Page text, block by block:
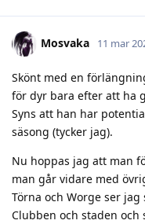
Mosvaka 11 mar
Skönt med en
för dyr bara efter att ha
Syns att han har
säsong (tycker jag).
Nu hoppas jag att man
man går vidare med
Törna och Worge ser
Clubben och staden